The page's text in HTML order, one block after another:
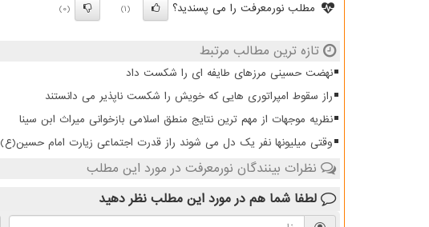
مطلب نورمعرفت را می پسندید؟
(1)
(0)
تازه ترین مطالب مرتبط
نهضت حسینی مرزهای طایفه ای را شکست داد
راز سقوط امپراتوری هایی که خویش را شکست ناپذیر می دانستند
نظریه موجهات از مهم ترین نتایج منطق اسلامی بازخوانی میراث ابن سینا
وقتی میلیونها نفر یک دل می شوند راز قدرت اجتماعی زیارت امام حسین(ع)
نظرات بینندگان نورمعرفت در مورد این مطلب
لطفا شما هم در مورد این مطلب نظر دهید